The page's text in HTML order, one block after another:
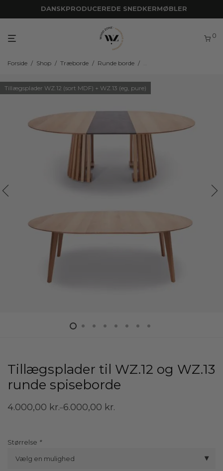
DANSKPRODUCEREDE SNEDKERMØBLER
0
Forside / Shop / Træborde / Runde borde /
Tillægsplader WZ.12 (sort MDF) + WZ.13 (eg, pure)
Tillægsplader til WZ.12 og WZ.13
runde spiseborde
4.000,00 kr.–6.000,00 kr.
Prisinterval:
Størrelse
Vælg en mulighed